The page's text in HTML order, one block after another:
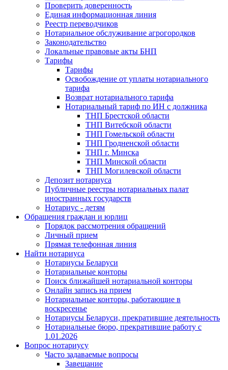
Проверить доверенность
Единая информационная линия
Реестр переводчиков
Нотариальное обслуживание агрогородков
Законодательство
Локальные правовые акты БНП
Тарифы
Тарифы
Освобождение от уплаты нотариального
тарифа
Возврат нотариального тарифа
Нотариальный тариф по ИН с должника
ТНП Брестской области
ТНП Витебской области
ТНП Гомельской области
ТНП Гродненской области
ТНП г. Минска
ТНП Минской области
ТНП Могилевской области
Депозит нотариуса
Публичные реестры нотариальных палат
иностранных государств
Нотариус - детям
Обращения граждан и юрлиц
Порядок рассмотрения обращений
Личный прием
Прямая телефонная линия
Найти нотариуса
Нотариусы Беларуси
Нотариальные конторы
Поиск ближайшей нотариальной конторы
Онлайн запись на прием
Нотариальные конторы, работающие в
воскресенье
Нотариусы Беларуси, прекратившие деятельность
Нотариальные бюро, прекратившие работу с
1.01.2026
Вопрос нотариусу
Часто задаваемые вопросы
Завещание